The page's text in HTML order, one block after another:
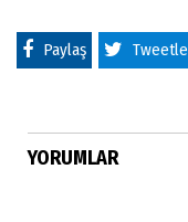
Paylaş Tweetle
YORUMLAR